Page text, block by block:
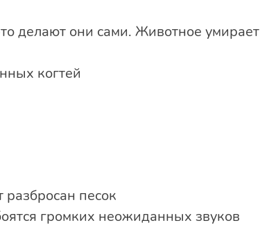
делают они сами. Животное умирает
когтей
песок
громких неожиданных звуков